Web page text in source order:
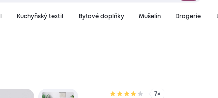
Kuchyňský textil Bytové doplňky Mušelín Drogerie
7×